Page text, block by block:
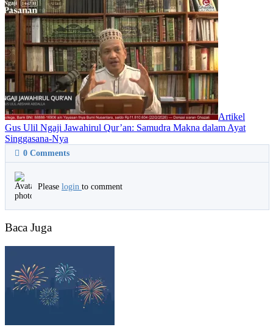
Artikel
Gus Ulil Ngaji Jawahirul Qur’an: Samudra Makna dalam Ayat
Singgasana-Nya
0 Comments
Please login to comment
Baca Juga